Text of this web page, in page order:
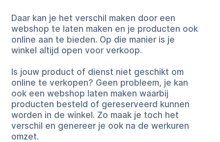
Daar kan je het verschil maken door een
webshop te laten maken en je producten ook
online aan te bieden. Op die manier is je
winkel altijd open voor verkoop.
Is jouw product of dienst niet geschikt om
online te verkopen? Geen probleem, je kan
ook een webshop laten maken waarbij
producten besteld of gereserveerd kunnen
worden in de winkel. Zo maak je toch het
verschil en genereer je ook na de werkuren
omzet.